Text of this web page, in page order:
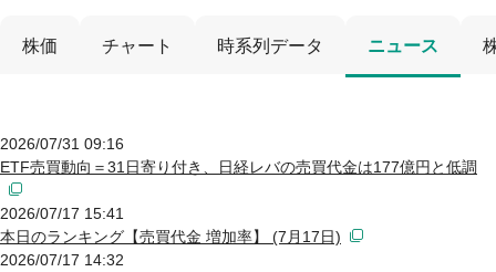
株価 チャート 時系列データ ニュース
2026/07/31 09:16
ETF売買動向＝31日寄り付き、日経レバの売買代金は177億円と低調
2026/07/17 15:41
本日のランキング【売買代金 増加率】 (7月17日)
2026/07/17 14:32